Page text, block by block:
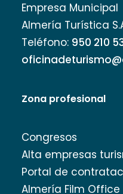
Empresa Municipal
Almería Turística
Teléfono: 950 210
Zona profesional
Congresos
Alta empresas
Portal de
Almería Film Office